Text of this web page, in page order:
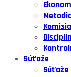
Súťaže
Súťaže